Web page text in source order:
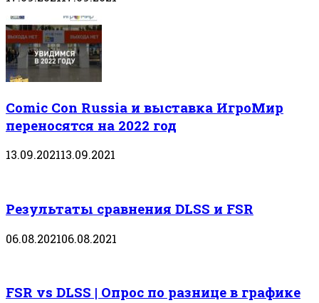
Comic Con Russia и выставка ИгроМир
переносятся на 2022 год
13.09.202113.09.2021
Результаты сравнения DLSS и FSR
06.08.202106.08.2021
FSR vs DLSS | Опрос по разнице в графике